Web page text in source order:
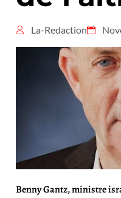
La-Redaction
Benny Gantz, ministre